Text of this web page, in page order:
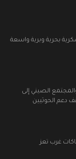
بحرية وبرية واسعة
الصيني إلى
دعم الحوثيين